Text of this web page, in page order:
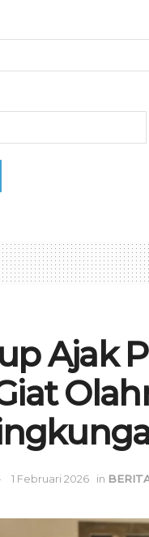
Ajak
1 Februari 2026 in